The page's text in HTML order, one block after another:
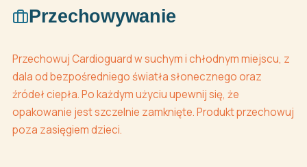
Przechowywanie
Przechowuj Cardioguard w suchym i chłodnym miejscu, z
dala od bezpośredniego światła słonecznego oraz
źródeł ciepła. Po każdym użyciu upewnij się, że
opakowanie jest szczelnie zamknięte. Produkt przechowuj
poza zasięgiem dzieci.